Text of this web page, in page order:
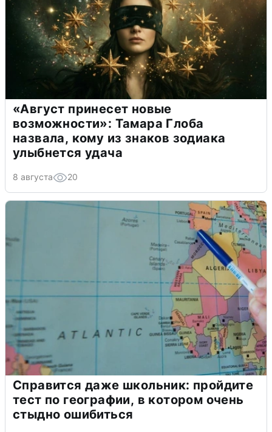
«Август принесет новые
возможности»: Тамара Глоба
назвала, кому из знаков зодиака
улыбнется удача
8 августа 20
Справится даже школьник: пройдите
тест по географии, в котором очень
стыдно ошибиться